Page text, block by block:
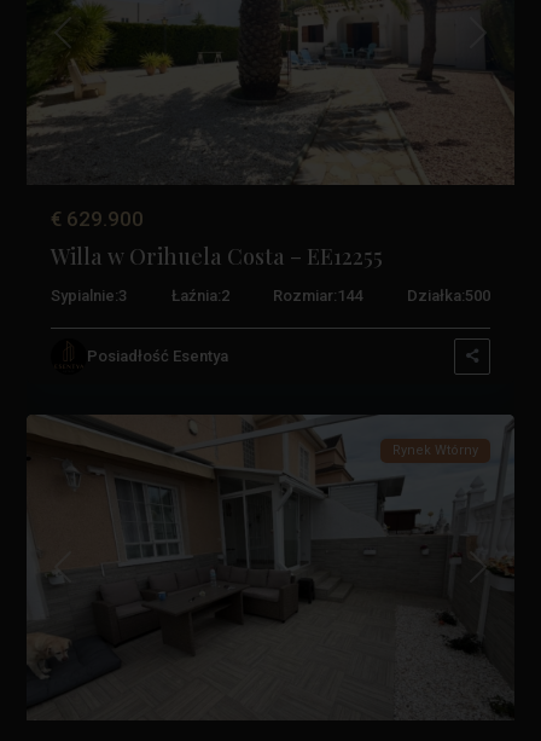
Poprzedni
€ 629.900
Willa w Orihuela Costa – EE12255
Sypialnie:3 Łaźnia:2 Rozmiar: 144 Działka:500
Posiadłość Esentya
La
Orihuela
Rynek Wtórny